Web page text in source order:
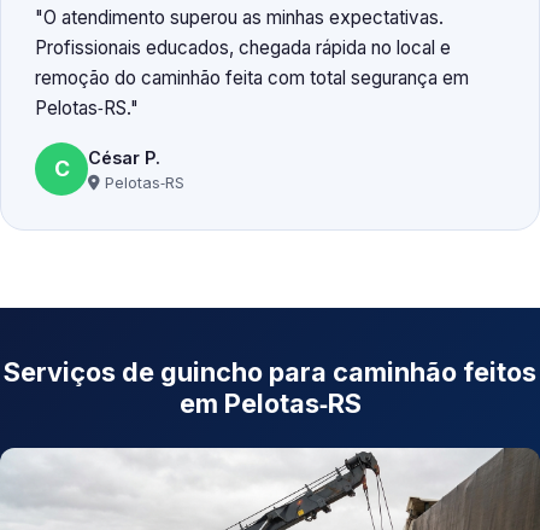
O atendimento superou as minhas expectativas.
Profissionais educados, chegada rápida no local e
remoção do caminhão feita com total segurança em
Pelotas‑RS.
C César P.
Pelotas‑RS
Serviços de guincho para caminhão feitos
em Pelotas‑RS